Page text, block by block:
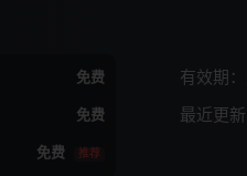
免费
免费
免费 推荐
有效期
最近更